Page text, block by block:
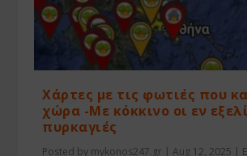
Χάρτες με τις φωτιές που
χώρα -Με κόκκινο οι εν
πυρκαγιές
Posted by mykonos247.gr |Aug 12, 2025 |